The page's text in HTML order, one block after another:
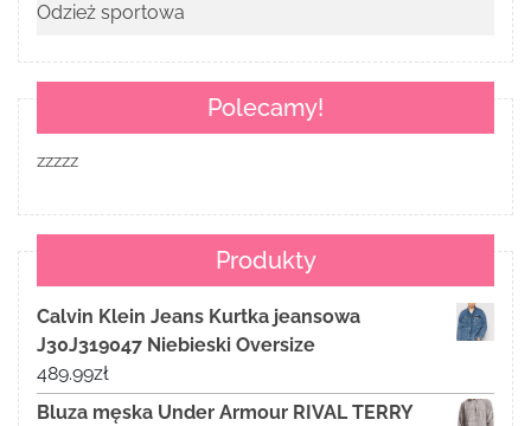
Odzież sportowa
Polecamy!
zzzzz
Produkty
Calvin Klein Jeans Kurtka jeansowa
J30J319047 Niebieski Oversize
489.99zł
Bluza męska Under Armour RIVAL TERRY